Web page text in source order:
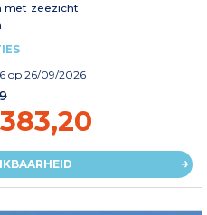
met zeezicht
op 26/09/2026